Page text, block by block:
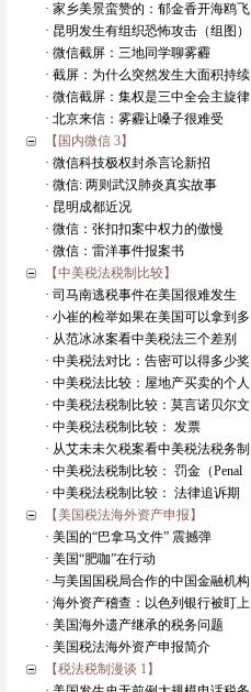
· 家乡美景蛮赞的：郁金香开海鸥飞
· 昆明发生有组织恐怖攻击（组图）
· 微信截屏：三地同学聊雾霾
· 截屏：为什么突然发生大面积持续
· 微信截屏：集权是三中全会主旋律
· 北京来信：雾霾让嗓子很难受
【国内微信 3】
· 微信科技极权封杀言论新招
· 微信: 两则武汉肺炎真实故事
· 昆明成都近况
· 微信：张扣扣案中权力的傲慢
· 微信：雷洋事件报案书
【中美税法税制比较】
· 司马南逃税事件在美国很难发生
· 小崔的检举如果在美国可以拿到多
· 从范冰冰案看中美税法三个差别
· 中美税法对比：告密可以得多少奖
· 中美税法比较：屋地产买卖的个人
· 中美税法税制比较：莫言诺贝尔文
· 中美税法税制比较： 发票
· 从艾未未欠税案看中美税法税务制
· 中美税法税制比较： 罚金（Penal
· 中美税法税制比较： 法律追诉期
【美国税法海外资产申报】
· 美国的“巴拿马文件” 震撼弹
· 美国“肥咖”在行动
· 与美国国税局合作的中国金融机构
· 海外资产稽查：以色列银行被盯上
· 美国海外遗产继承的税务问题
· 美国税法海外资产申报简介
【税法税制漫谈 1】